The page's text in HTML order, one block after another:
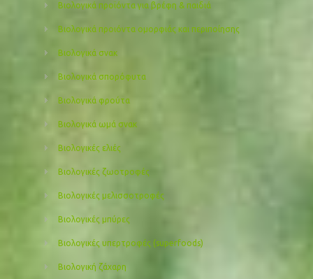
Βιολογικά προϊόντα για βρέφη & παιδιά
Βιολογικά προιόντα ομορφιάς και περιποίησης
Βιολογικά σνακ
Βιολογικά σπορόφυτα
Βιολογικά φρούτα
Βιολογικά ωμά σνακ
Βιολογικές ελιές
Βιολογικές ζωοτροφές
Βιολογικές μελισσοτροφές
Βιολογικές μπύρες
Βιολογικές υπερτροφές (superfoods)
Βιολογική ζάχαρη